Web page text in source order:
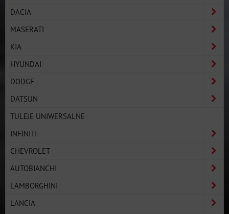
DACIA
MASERATI
KIA
HYUNDAI
DODGE
DATSUN
TULEJE UNIWERSALNE
INFINITI
CHEVROLET
AUTOBIANCHI
LAMBORGHINI
LANCIA